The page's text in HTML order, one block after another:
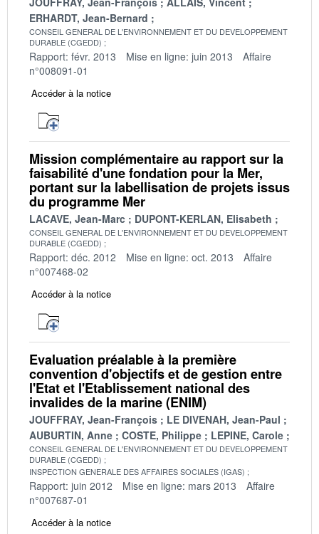
ERHARDT, Jean-Bernard
CONSEIL GENERAL DE L'ENVIRONNEMENT ET DU DEVELOPPEMENT
DURABLE (CGEDD)
Rapport: févr. 2013 Mise en ligne: juin 2013
Affaire
n°008091-01
Accéder à la notice
Mission complémentaire au rapport sur la
faisabilité d'une fondation pour la Mer,
portant sur la labellisation de projets issus
du programme Mer
LACAVE, Jean-Marc DUPONT-KERLAN, Elisabeth
CONSEIL GENERAL DE L'ENVIRONNEMENT ET DU DEVELOPPEMENT
DURABLE (CGEDD)
Rapport: déc. 2012 Mise en ligne: oct. 2013
Affaire
n°007468-02
Accéder à la notice
Evaluation préalable à la première
convention d'objectifs et de gestion entre
l'Etat et l'Etablissement national des
invalides de la marine (ENIM)
JOUFFRAY, Jean-François
LE DIVENAH, Jean-Paul
AUBURTIN, Anne
COSTE, Philippe LEPINE, Carole
CONSEIL GENERAL DE L'ENVIRONNEMENT ET DU DEVELOPPEMENT
DURABLE (CGEDD)
INSPECTION GENERALE DES AFFAIRES SOCIALES (IGAS)
Rapport: juin 2012 Mise en ligne: mars 2013
Affaire
n°007687-01
Accéder à la notice